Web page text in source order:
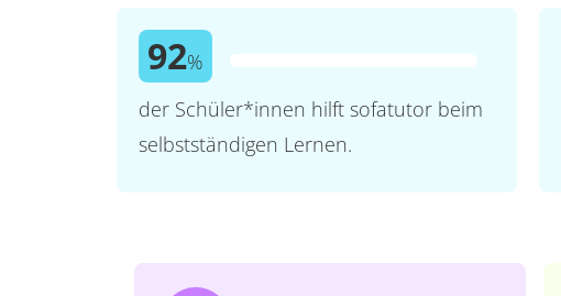
92%
der Schüler*innen hilft sofatutor beim
selbstständigen Lernen.